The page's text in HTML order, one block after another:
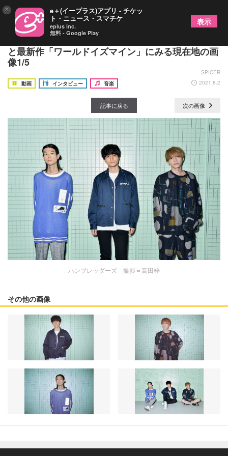
ハンブレッダーズに訊く ライブの形が変わった1年
と最新作「ワールドイズマイン」にみる現在地の画
像1/5
SPICER
動画
インタビュー 音楽 2021.8.2
記事に戻る 次の画像
ハンブレッダーズ 撮影＝高田梓
その他の画像
× e＋(イープラス)アプリ - チケッ
ト・ニュース・スマチケ
eplus inc.
無料 - Google Play
表示